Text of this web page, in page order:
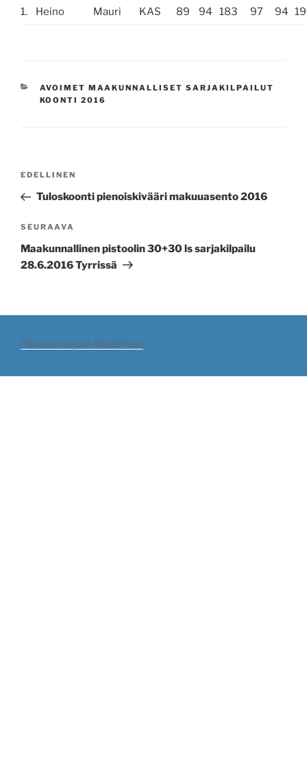
1. Heino Mauri KAS 89 94 183 97 94
KATEGORIAT
AVOIMET MAAKUNNALLISET SARJAKILPAILUT
KOONTI 2016
Edellinen
artikkeli
EDELLINEN
Tuloskoonti pienoiskivääri makuuasento 2016
Seuraava
artikkeli
SEURAAVA
Maakunnallinen pistoolin 30+30 ls sarjakilpailu
28.6.2016 Tyrrissä
Palvelun tarjoaa WordPress